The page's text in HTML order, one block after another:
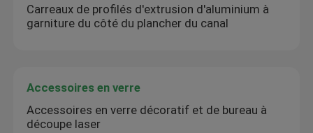
Carreaux de profilés d'extrusion d'aluminium à
garniture du côté du plancher du canal
Accessoires en verre
Accessoires en verre décoratif et de bureau à
découpe laser